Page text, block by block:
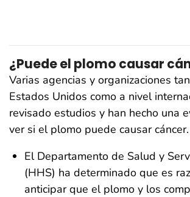
¿Puede el plomo causar
Varias agencias y organizaciones
Estados Unidos como a nivel
revisado estudios y han hecho una
ver si el plomo puede causar cáncer.
El Departamento de Salud y
(HHS) ha determinado que es
anticipar que el plomo y los